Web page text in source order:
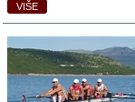
VIŠE